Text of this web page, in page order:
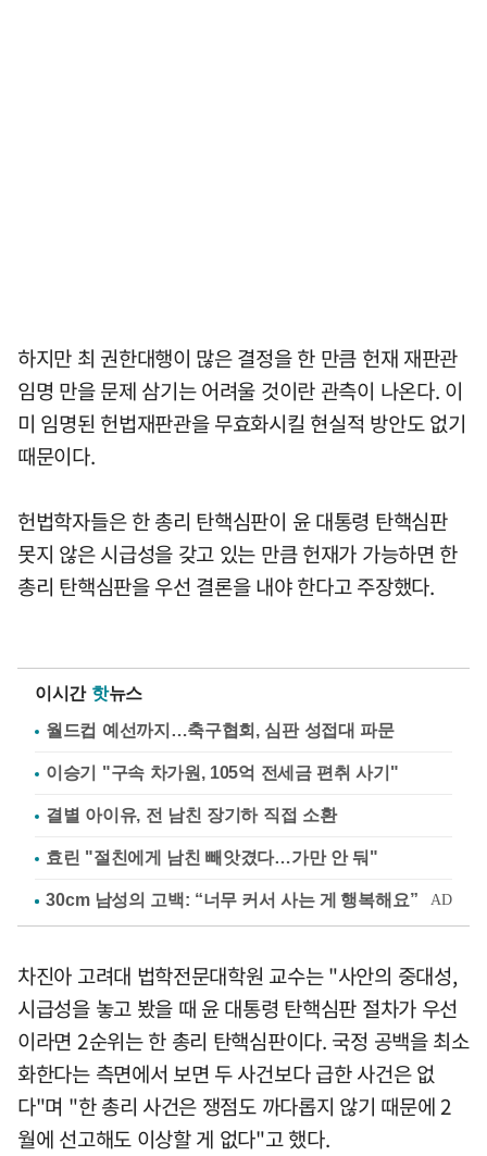
하지만 최 권한대행이 많은 결정을 한 만큼 헌재 재판관
임명 만을 문제 삼기는 어려울 것이란 관측이 나온다. 이
미 임명된 헌법재판관을 무효화시킬 현실적 방안도 없기
때문이다.
헌법학자들은 한 총리 탄핵심판이 윤 대통령 탄핵심판
못지 않은 시급성을 갖고 있는 만큼 헌재가 가능하면 한
총리 탄핵심판을 우선 결론을 내야 한다고 주장했다.
이시간 핫뉴스
월드컵 예선까지…축구협회, 심판 성접대 파문
이승기 "구속 차가원, 105억 전세금 편취 사기"
결별 아이유, 전 남친 장기하 직접 소환
효린 "절친에게 남친 빼앗겼다…가만 안 둬"
차진아 고려대 법학전문대학원 교수는 "사안의 중대성,
시급성을 놓고 봤을 때 윤 대통령 탄핵심판 절차가 우선
이라면 2순위는 한 총리 탄핵심판이다. 국정 공백을 최소
화한다는 측면에서 보면 두 사건보다 급한 사건은 없
다"며 "한 총리 사건은 쟁점도 까다롭지 않기 때문에 2
월에 선고해도 이상할 게 없다"고 했다.